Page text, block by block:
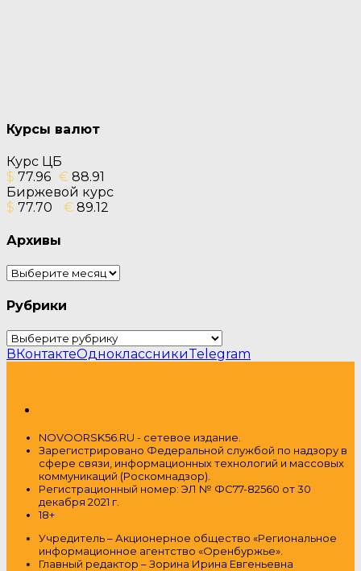
Курсы валют
Курс ЦБ
$ 77.96 € 88.91
Биржевой курс
$ 77.70 € 89.12
Архивы
Архивы
Рубрики
Рубрики
ВКонтактеОдноклассникиTelegram
NOVOORSK56.RU - сетевое издание.
Зарегистрировано Федеральной службой по надзору в
сфере связи, информационных технологий и массовых
коммуникаций (Роскомнадзор).
Регистрационный номер: ЭЛ № ФС77-82560 от 30
декабря 2021 г.
18+
Учредитель – Акционерное общество «Региональное
информационное агентство «Оренбуржье».
Главный редактор – Зорина Ирина Евгеньевна